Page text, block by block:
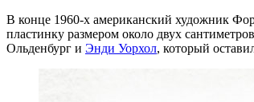
В конце 1960-х американский художник
пластинку размером около двух
Ольденбург и Энди Уорхол, который